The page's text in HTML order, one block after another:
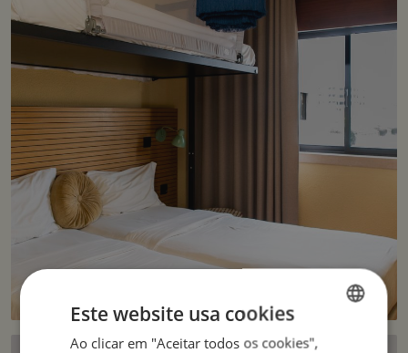
ENGLISH
Este website usa cookies
Ao clicar em "Aceitar todos os cookies",